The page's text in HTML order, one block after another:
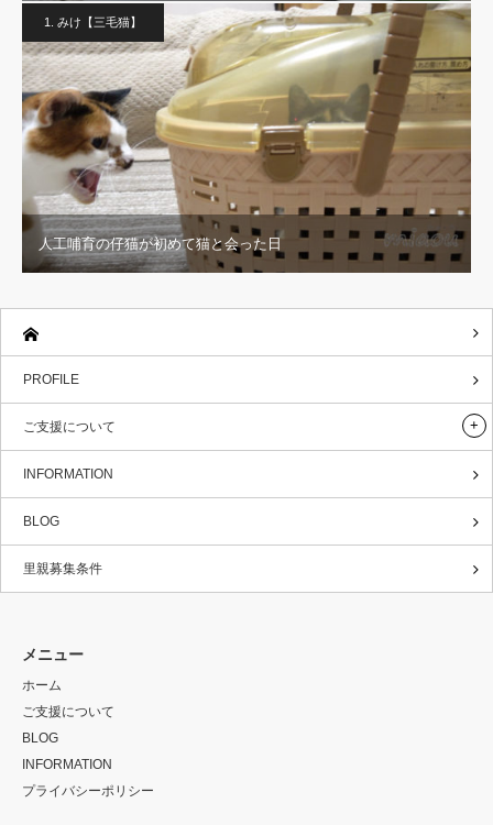
1. みけ【三毛猫】
人工哺育の仔猫が初めて猫と会った日
PROFILE
ご支援について
INFORMATION
BLOG
里親募集条件
メニュー
ホーム
ご支援について
BLOG
INFORMATION
プライバシーポリシー